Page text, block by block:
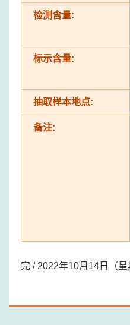
检测含量:
标示含量:
抽取样本地点:
备注:
完 / 2022年10月14日（星